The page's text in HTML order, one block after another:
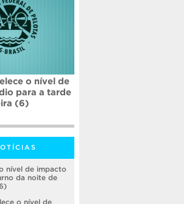
o nível de
para a tarde
(6)
nível de impacto
da noite de
o nível de